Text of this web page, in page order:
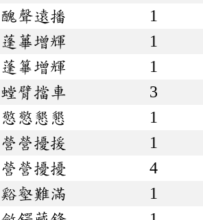
醜聲遠播
1
蓬蓽增輝
1
蓬篳增輝
1
螳臂擋車
3
憼憼懇懇
1
營營擾援
1
營營擾擾
4
谿壑難滿
1